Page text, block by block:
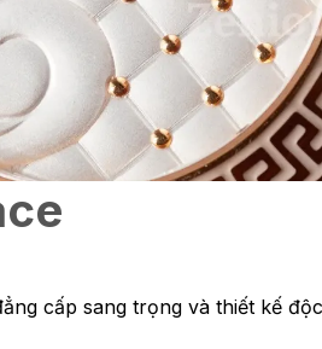
cấp sang trọng và thiết kế